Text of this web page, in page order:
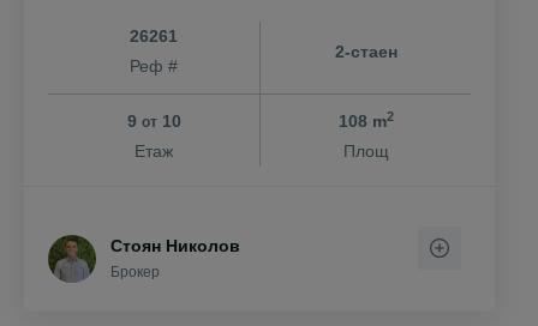
26261
Реф #
2-стаен
9 от10
Етаж
108 m2
Площ
Стоян Николов
Брокер